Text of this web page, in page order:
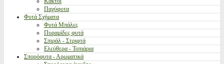
Παχύφυτα
Φυτά Σχήματα
Φυτά Μπάλες
Πυραμίδες φυτά
Σπιράλ - Στριφτά
Ελεύθερα - Τοπιάρια
Σπορόφυτα - Αρωματικά